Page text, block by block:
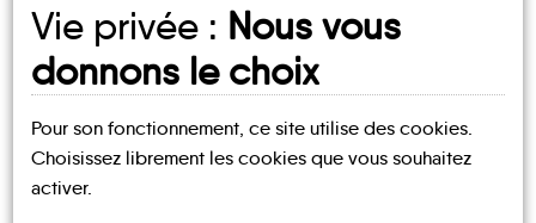
UN AVIS, UN TÉMOIGNAGE
À PARTAGER ?
Vie privée : Nous vous
donnons le choix
Pour son fonctionnement, ce site utilise des cookies.
Choisissez librement les cookies que vous souhaitez
activer.